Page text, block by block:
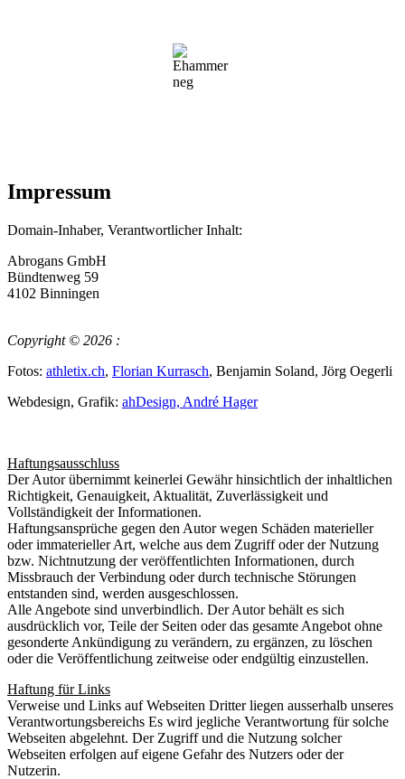
Impressum
Domain-Inhaber, Verantwortlicher Inhalt:
Abrogans GmbH
Bündtenweg 59
4102 Binningen
Copyright © 2026 :
Fotos: athletix.ch, Florian Kurrasch, Benjamin Soland, Jörg Oegerli
Webdesign, Grafik: ahDesign, André Hager
Haftungsausschluss
Der Autor übernimmt keinerlei Gewähr hinsichtlich der inhaltlichen
Richtigkeit, Genauigkeit, Aktualität, Zuverlässigkeit und
Vollständigkeit der Informationen.
Haftungsansprüche gegen den Autor wegen Schäden materieller
oder immaterieller Art, welche aus dem Zugriff oder der Nutzung
bzw. Nichtnutzung der veröffentlichten Informationen, durch
Missbrauch der Verbindung oder durch technische Störungen
entstanden sind, werden ausgeschlossen.
Alle Angebote sind unverbindlich. Der Autor behält es sich
ausdrücklich vor, Teile der Seiten oder das gesamte Angebot ohne
gesonderte Ankündigung zu verändern, zu ergänzen, zu löschen
oder die Veröffentlichung zeitweise oder endgültig einzustellen.
Haftung für Links
Verweise und Links auf Webseiten Dritter liegen ausserhalb unseres
Verantwortungsbereichs Es wird jegliche Verantwortung für solche
Webseiten abgelehnt. Der Zugriff und die Nutzung solcher
Webseiten erfolgen auf eigene Gefahr des Nutzers oder der
Nutzerin.